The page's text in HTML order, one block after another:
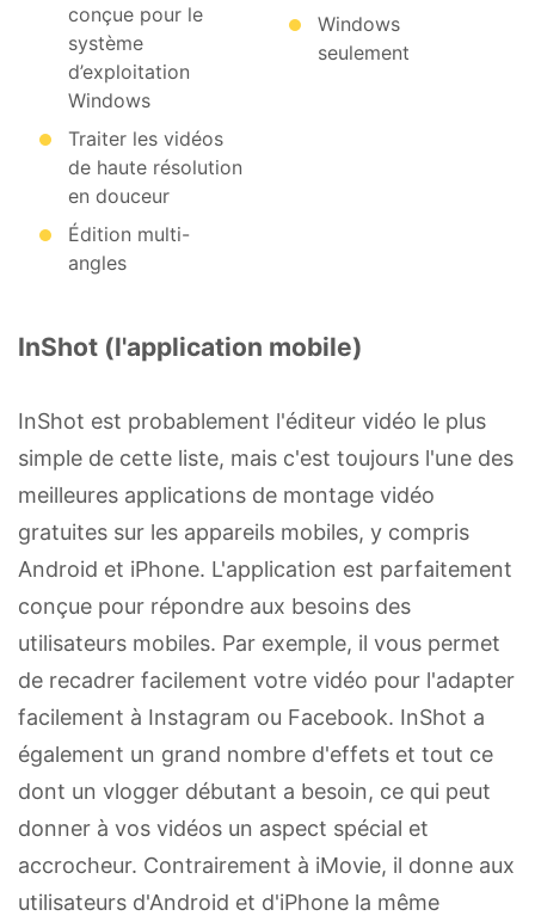
conçue pour le
système
d’exploitation
Windows
Traiter les vidéos
de haute résolution
en douceur
Édition multi-
angles
Windows
seulement
InShot (l'application mobile)
InShot est probablement l'éditeur vidéo le plus
simple de cette liste, mais c'est toujours l'une des
meilleures applications de montage vidéo
gratuites sur les appareils mobiles, y compris
Android et iPhone. L'application est parfaitement
conçue pour répondre aux besoins des
utilisateurs mobiles. Par exemple, il vous permet
de recadrer facilement votre vidéo pour l'adapter
facilement à Instagram ou Facebook. InShot a
également un grand nombre d'effets et tout ce
dont un vlogger débutant a besoin, ce qui peut
donner à vos vidéos un aspect spécial et
accrocheur. Contrairement à iMovie, il donne aux
utilisateurs d'Android et d'iPhone la même